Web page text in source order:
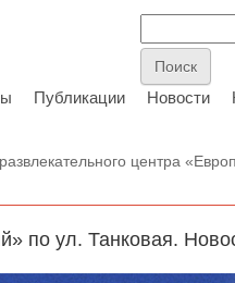
Публикации Новости
центра
по ул. Танковая.